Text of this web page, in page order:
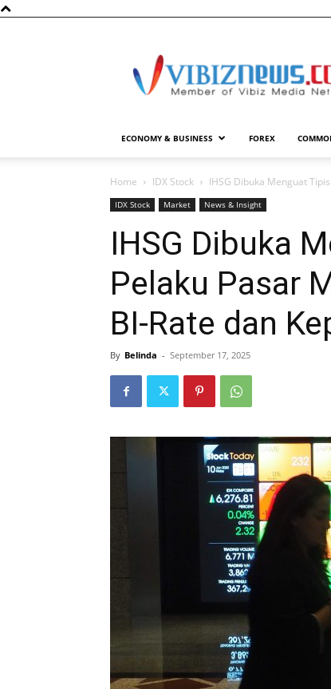
ECONOMY & BUSINESS FOREX
Home IDX Stock IHSG Dibuka Menguat
IDX Stock Market News & Insight
IHSG Dibuka
Pelaku Pasar
BI-Rate dan
By Belinda - September 17, 2025